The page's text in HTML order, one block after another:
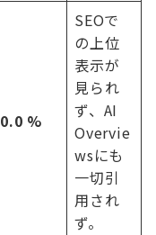
0.0 %
SEOで
の上位
表示が
見られ
ず、AI
Overvie
wsにも
一切引
用され
ず。